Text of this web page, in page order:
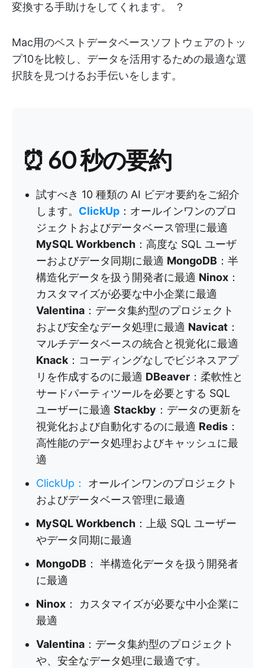
変換する手助けをしてくれます。 ？
Mac用のベストデータベースソフトウェアのトッ
プ10を比較し、データを活用するための最適な選
択肢を見つけるお手伝いをします。
⏰ 60 秒の要約
試すべき 10 種類の AI ビデオ要約をご紹介
します。 ClickUp ：オールインワンのプロ
ジェクトおよびデータベース管理に最適
MySQL Workbench ：高度な SQL ユーザ
ーおよびデータ同期に最適 MongoDB ：半
構造化データを扱う開発者に最適 Ninox ：
カスタマイズが必要な中小企業に最適
Valentina ：データ集約型のプロジェクト
および安全なデータ処理に最適 Navicat ：
マルチデータベースの統合と視覚化に最適
Knack ：コーディングなしでビジネスアプ
リを作成するのに最適 DBeaver ：柔軟性と
サードパーティツールを必要とする SQL
ユーザーに最適 Stackby ：データの更新を
視覚化および自動化するのに最適 Redis ：
高性能のデータ処理およびキャッシュに最
適
ClickUp ：
オールインワンのプロジェクト
およびデータベース管理に最適
MySQL Workbench ：上級 SQL ユーザー
やデータ同期に最適
MongoDB ： 半構造化データを扱う開発者
に最適
Ninox ： カスタマイズが必要な中小企業に
最適
Valentina ：データ集約型のプロジェクト
や、安全なデータ処理に最適です。